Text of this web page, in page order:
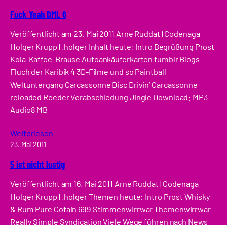
Fuck Yeah DML 6
Veröffentlicht am 23. Mai 2011 Arne Ruddat | Codenaga
Holger Krupp | .holger Inhalt heute: Intro Begrüßung Prost
Kola-Kaffee-Brause Autoankäuferkarten tumblr Blogs
Fluch der Karibik 4 3D-Filme und so Paintball
Weltuntergang Carcassonne Disc Drivin‘ Carcassonne
reloaded Reeder Verabschiedung Jingle Download: MP3
Audio8 MB
Weiterlesen
23. Mai 2011
5 ist nicht lustig
Veröffentlicht am 16. Mai 2011 Arne Ruddat | Codenaga
Holger Krupp | .holger Themen heute: Intro Prost Whisky
& Rum Pure Cofain 699 Stimmenwirrwar Themenwirrwar
Really Simple Syndication Viele Wege führen nach News